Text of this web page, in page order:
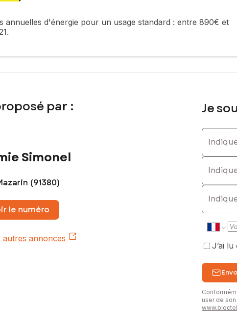
annuelles d'énergie pour un usage standard : entre 890€ et
par :
Simonel
(91380)
le numéro
autres annonces
Je
Indiquez
Indiquez
E-mail
J’ai lu
user de